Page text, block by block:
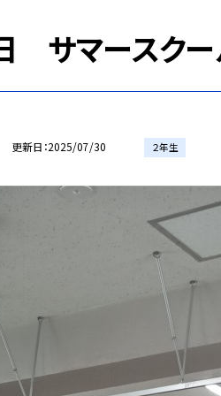
サマースク
更新日 2025/07/30 ２年生